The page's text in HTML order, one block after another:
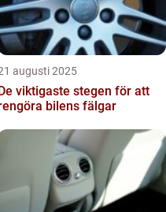
augusti 2025
viktigaste stegen för att
bilens fälgar